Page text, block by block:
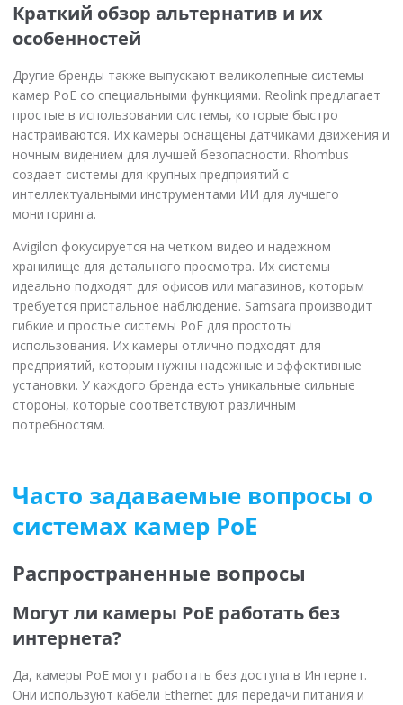
Краткий обзор альтернатив и их
особенностей
Другие бренды также выпускают великолепные системы
камер PoE со специальными функциями. Reolink предлагает
простые в использовании системы, которые быстро
настраиваются. Их камеры оснащены датчиками движения и
ночным видением для лучшей безопасности. Rhombus
создает системы для крупных предприятий с
интеллектуальными инструментами ИИ для лучшего
мониторинга.
Avigilon фокусируется на четком видео и надежном
хранилище для детального просмотра. Их системы
идеально подходят для офисов или магазинов, которым
требуется пристальное наблюдение. Samsara производит
гибкие и простые системы PoE для простоты
использования. Их камеры отлично подходят для
предприятий, которым нужны надежные и эффективные
установки. У каждого бренда есть уникальные сильные
стороны, которые соответствуют различным
потребностям.
Часто задаваемые вопросы о
системах камер PoE
Распространенные вопросы
Могут ли камеры PoE работать без
интернета?
Да, камеры PoE могут работать без доступа в Интернет.
Они используют кабели Ethernet для передачи питания и